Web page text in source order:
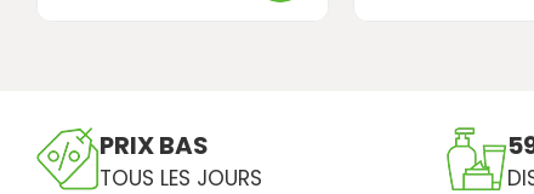
PRIX BAS
TOUS LES JOURS